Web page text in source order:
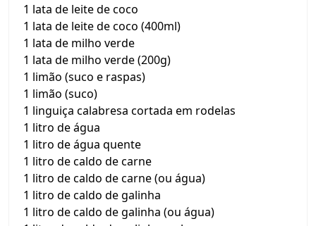
1 lata de leite de coco
1 lata de leite de coco (400ml)
1 lata de milho verde
1 lata de milho verde (200g)
1 limão (suco e raspas)
1 limão (suco)
1 linguiça calabresa cortada em rodelas
1 litro de água
1 litro de água quente
1 litro de caldo de carne
1 litro de caldo de carne (ou água)
1 litro de caldo de galinha
1 litro de caldo de galinha (ou água)